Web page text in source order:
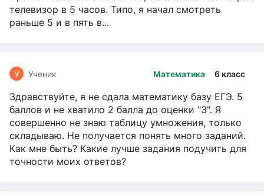
телевизор в 5 часов. Типо, я начал смотреть
раньше 5 и в пять в...
Математика 6 класс
У Ученик
Здравствуйте, я не сдала математику базу ЕГЭ. 5
баллов и не хватило 2 балла до оценки "3". Я
совершенно не знаю таблицу умножения, только
складываю. Не получается понять много заданий.
Как мне быть? Какие лучше задания подучить для
точности моих ответов?